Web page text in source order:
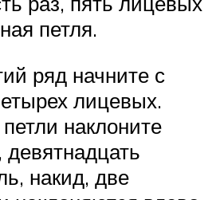
петля.
ряд начните с
лицевых.
наклоните
девятнадцать
накид, две